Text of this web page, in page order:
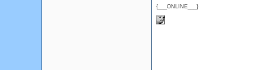
{___ONLINE___}